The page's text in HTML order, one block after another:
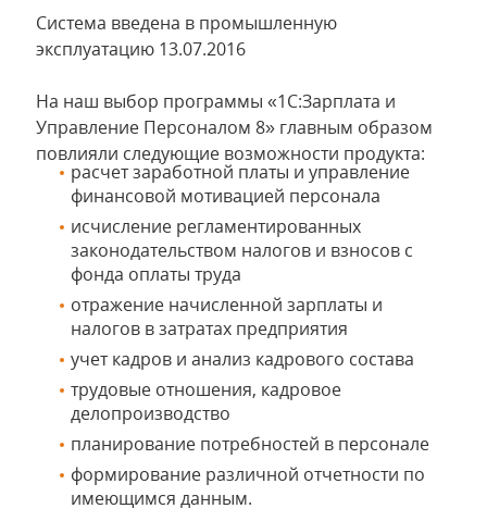
Система введена в промышленную
эксплуатацию 13.07.2016
На наш выбор программы «1С:Зарплата и
Управление Персоналом 8» главным образом
повлияли следующие возможности продукта:
расчет заработной платы и управление
финансовой мотивацией персонала
исчисление регламентированных
законодательством налогов и взносов с
фонда оплаты труда
отражение начисленной зарплаты и
налогов в затратах предприятия
учет кадров и анализ кадрового состава
трудовые отношения, кадровое
делопроизводство
планирование потребностей в персонале
формирование различной отчетности по
имеющимся данным.